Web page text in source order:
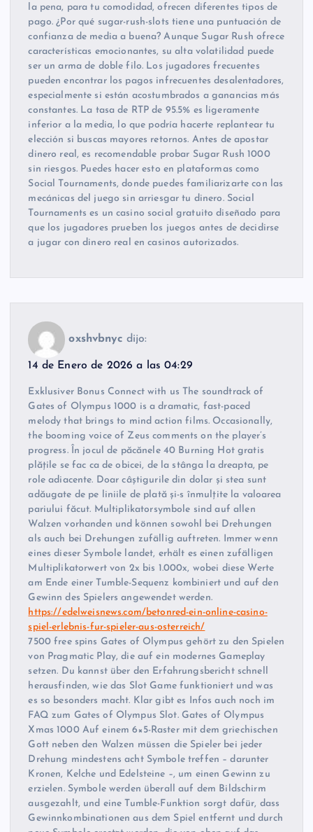
la pena, para tu comodidad, ofrecen diferentes tipos de
pago. ¿Por qué sugar-rush-slots tiene una puntuación de
confianza de media a buena? Aunque Sugar Rush ofrece
características emocionantes, su alta volatilidad puede
ser un arma de doble filo. Los jugadores frecuentes
pueden encontrar los pagos infrecuentes desalentadores,
especialmente si están acostumbrados a ganancias más
constantes. La tasa de RTP de 95.5% es ligeramente
inferior a la media, lo que podría hacerte replantear tu
elección si buscas mayores retornos. Antes de apostar
dinero real, es recomendable probar Sugar Rush 1000
sin riesgos. Puedes hacer esto en plataformas como
Social Tournaments, donde puedes familiarizarte con las
mecánicas del juego sin arriesgar tu dinero. Social
Tournaments es un casino social gratuito diseñado para
que los jugadores prueben los juegos antes de decidirse
a jugar con dinero real en casinos autorizados.
oxshvbnyc dijo:
14 de Enero de 2026 a las 04:29
Exklusiver Bonus Connect with us The soundtrack of
Gates of Olympus 1000 is a dramatic, fast-paced
melody that brings to mind action films. Occasionally,
the booming voice of Zeus comments on the player’s
progress. În jocul de păcănele 40 Burning Hot gratis
plățile se fac ca de obicei, de la stânga la dreapta, pe
role adiacente. Doar câștigurile din dolar și stea sunt
adăugate de pe liniile de plată și-s înmulțite la valoarea
pariului făcut. Multiplikatorsymbole sind auf allen
Walzen vorhanden und können sowohl bei Drehungen
als auch bei Drehungen zufällig auftreten. Immer wenn
eines dieser Symbole landet, erhält es einen zufälligen
Multiplikatorwert von 2x bis 1.000x, wobei diese Werte
am Ende einer Tumble-Sequenz kombiniert und auf den
Gewinn des Spielers angewendet werden.
https://edelweisnews.com/betonred-ein-online-casino-
spiel-erlebnis-fur-spieler-aus-osterreich/
7500 free spins Gates of Olympus gehört zu den Spielen
von Pragmatic Play, die auf ein modernes Gameplay
setzen. Du kannst über den Erfahrungsbericht schnell
herausfinden, wie das Slot Game funktioniert und was
es so besonders macht. Klar gibt es Infos auch noch im
FAQ zum Gates of Olympus Slot. Gates of Olympus
Xmas 1000 Auf einem 6×5-Raster mit dem griechischen
Gott neben den Walzen müssen die Spieler bei jeder
Drehung mindestens acht Symbole treffen – darunter
Kronen, Kelche und Edelsteine –, um einen Gewinn zu
erzielen. Symbole werden überall auf dem Bildschirm
ausgezahlt, und eine Tumble-Funktion sorgt dafür, dass
Gewinnkombinationen aus dem Spiel entfernt und durch